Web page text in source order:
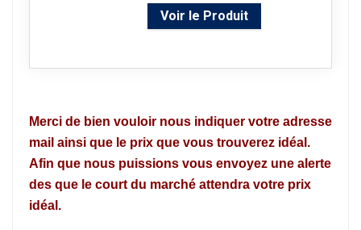
Voir le Produit
Merci de bien vouloir nous indiquer votre adresse
mail ainsi que le prix que vous trouverez idéal.
Afin que nous puissions vous envoyez une alerte
des que le court du marché attendra votre prix
idéal.